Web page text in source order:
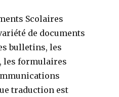
Scolaires
de documents
bulletins, les
les formulaires
traduction est